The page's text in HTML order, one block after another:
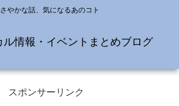
やかな話、気になるあのコト
ル情報・イベントまとめブログ
スポンサーリンク